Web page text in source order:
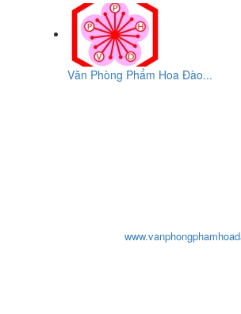
Văn Phòng Phẩm Hoa Đào...